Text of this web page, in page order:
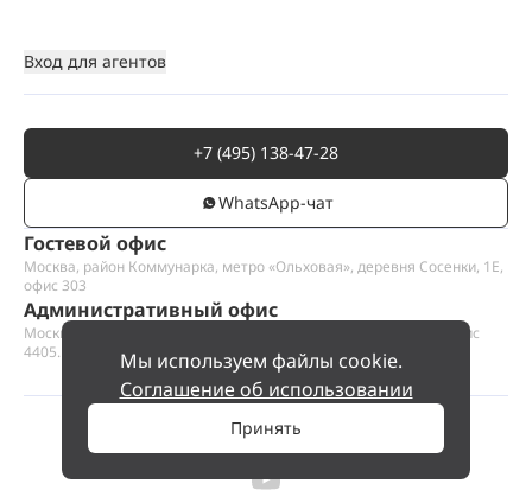
Мы используем файлы cookie.
Соглашение об использовании
Принять
330 000 000 ₽
№ 2636
Гостевой офис
Москва, район Коммунарка, метро «Ольховая», деревня Сосенки, 1Е,
офис 303
Административный офис
Москва, Пресненская набережная 12, Москва-сити, этаж 44, офис
4405.1
+7 (495) 138-47-28
WhatsАpp-чат
Вход для агентов
ООО «Проект Хаус».Позвольте найти ваш дом.